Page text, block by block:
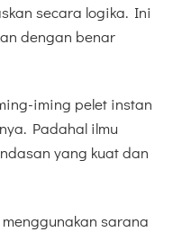
secara logika. Ini
dengan benar
iming pelet instan
Padahal ilmu
yang kuat dan
sarana